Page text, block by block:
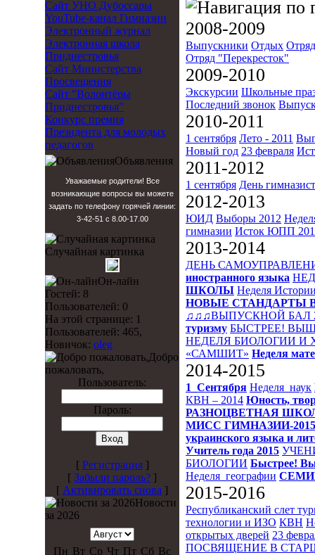
Cайт УНО Дубоссары
YouTube-канал Гимназии
Электронный журнал
Электронная школа
Приднестровья
Сайт Министерства
Просвещения
Сайт "Волонтёры
Приднестровья"
Конкурс премия
Президента для молодых
педагогов
Объявления
Уважаемые родители! Все
возникающие вопросы вы можете
задать по телефону горячей линии:
3-42-51 с 8.00-17.00
Случайная картинка
Он-лайн
Гостей: 8
Пользователей: 0
На этой странице: 1
Пользователей: 465,
Новичок: oleg
Добро
пожаловать,
Пользователь:
Пароль:
[ Регистрация]
[ Забыли пароль? ]
[ Активировать снова ]
Новости
за 2026
Пн Вт Ср Чт Пт Сб Вс
2008-2009
Выпускники Отдых
Отряд "Перекресток"
2009-2010
Экскурсии Школьные
Последний звонок
2010-2011
1 сентября Лето - 2011
Новый год 23 февраля
2011-2012
1 сентября День
2012-2013
ЮИД Выборы 2012
гимназии Исток ЮПП
2013-2014
ДЕНЬ
иностранного языка
ШКОЛЫ Неделя
НОВЫЕ СТАНДАРТЫ
♫♫♫ВЫПУСКНОЙ БАЛ
туризму БЫСТРЕЕ!
НЕДЕЛЯ БИОЛОГИИ И
«САМШИТ» Неделя
2014-2015
1_Сентября Неделя_наук
КВН – 2014 Юность,
РАЗНОЦВЕТНАЯ
МИСС ГИМНАЗИИ-2015
украинского языка и
Учитель года 2015
БИОЛОГИИ Быстрее!
Неделя_географии
2015-2016
Республиканский слет
технологии и ИЗО КВН
открытых дверей 23
ПОСВЯЩЕНИЕ В